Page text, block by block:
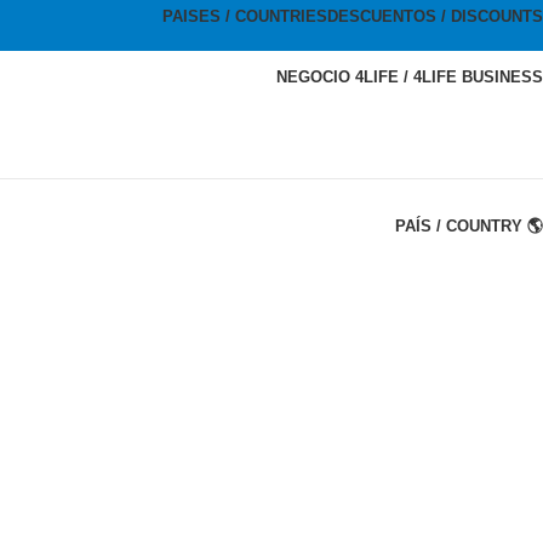
PAISES / COUNTRIES DESCUENTOS / DISCOUNTS
NEGOCIO 4LIFE / 4LIFE BUSINESS
PAÍS / COUNTRY 🌎